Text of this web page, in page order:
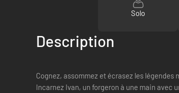
Solo
Description
Cognez, assommez et écrasez les
Incarnez Ivan, un forgeron à une main avec